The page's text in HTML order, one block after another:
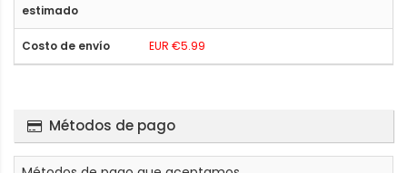
EUR €5.99
Métodos de pago